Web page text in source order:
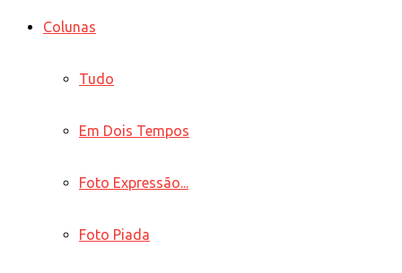
Colunas
Tudo
Em Dois Tempos
Foto Expressão...
Foto Piada